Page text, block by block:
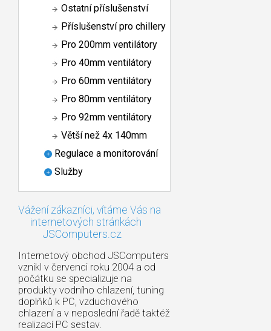
Ostatní příslušenství
Příslušenství pro chillery
Pro 200mm ventilátory
Pro 40mm ventilátory
Pro 60mm ventilátory
Pro 80mm ventilátory
Pro 92mm ventilátory
Větší než 4x 140mm
Regulace a monitorování
Služby
Vážení zákazníci, vítáme Vás na
internetových stránkách
JSComputers.cz
Internetový obchod JSComputers
vznikl v červenci roku 2004 a od
počátku se specializuje na
produkty vodního chlazení, tuning
doplňků k PC, vzduchového
chlazení a v neposlední řadě taktéž
realizací PC sestav.